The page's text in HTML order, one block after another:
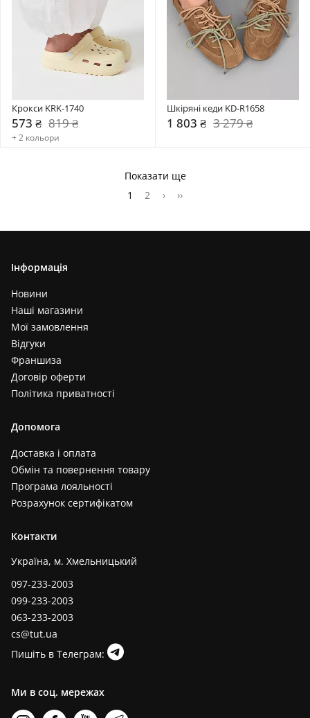
Крокси KRK-1740
573 ₴ 819 ₴
+ 2 кольори
Шкіряні кеди KD-R1658
1 803 ₴ 3 279 ₴
Показати ще
1
2 › ››
Інформація
Новини
Наші магазини
Мої замовлення
Відгуки
Франшиза
Договір оферти
Політика приватності
Допомога
Доставка і оплата
Обмін та повернення товару
Програма лояльності
Розрахунок сертифікатом
Контакти
Україна, м. Хмельницький
097-233-2003
099-233-2003
063-233-2003
cs@tut.ua
Пишіть в Телеграм:
Ми в соц. мережах